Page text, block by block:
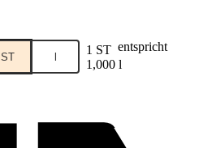
ST l 1 ST entspricht
1,000 l